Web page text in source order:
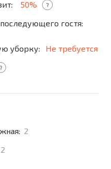
50% ?
гостя:
уборку:
Не требуется
?
2
2